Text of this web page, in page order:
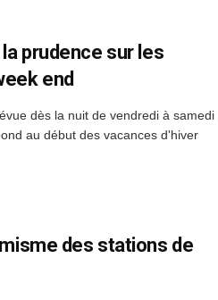
prudence sur les
end
dès la nuit de vendredi à samedi
au début des vacances d'hiver
des stations de